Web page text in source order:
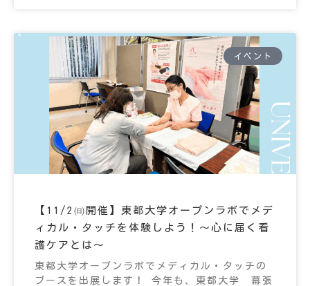
イベント
【11/2㈰開催】東都大学オープンラボでメデ
ィカル・タッチを体験しよう！～心に届く看
護ケアとは～
東都大学オープンラボでメディカル・タッチの
ブースを出展します！ 今年も、東都大学 幕張